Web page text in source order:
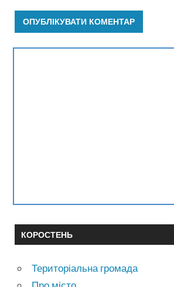
КОРОСТЕНЬ
Територіальна громада